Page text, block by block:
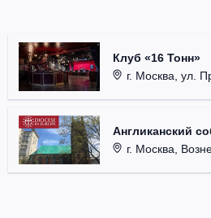
Клуб «16 Тонн»
г. Москва, ул.
Англиканский
г. Москва,